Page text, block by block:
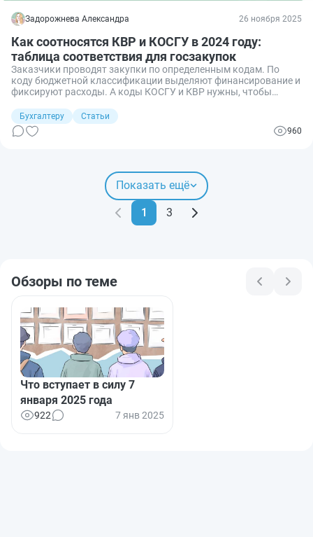
Задорожнева Александра 26 ноября 2025
Как соотносятся КВР и КОСГУ в 2024 году:
таблица соответствия для госзакупок
Заказчики проводят закупки по определенным кодам. По
коду бюджетной классификации выделяют финансирование и
фиксируют расходы. А коды КОСГУ и КВР нужны, чтобы
операцию в бухучете в 2024 году.
Бухгалтеру
Статьи
960
Показать ещё
1 3
Обзоры по теме
Что вступает в силу 7
января 2025 года
922 7 янв 2025